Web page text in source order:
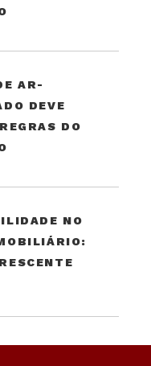
AR-
DEVE
DO
NO